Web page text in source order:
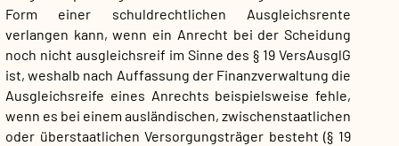
Form einer schuldrechtlichen Ausgleichsrente
verlangen kann, wenn ein Anrecht bei der Scheidung
noch nicht ausgleichsreif im Sinne des § 19 VersAusglG
ist, weshalb nach Auffassung der Finanzverwaltung die
Ausgleichsreife eines Anrechts beispielsweise fehle,
wenn es bei einem ausländischen, zwischenstaatlichen
oder überstaatlichen Versorgungsträger besteht (§ 19